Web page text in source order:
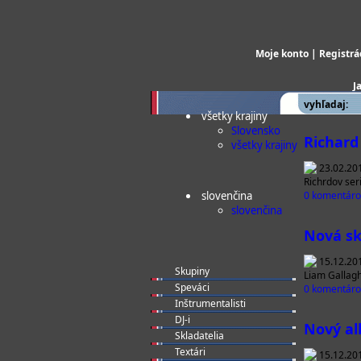
Moje konto |
vyhľadaj:
všetky krajiny
Slovensko
všetky krajiny
slovenčina
slovenčina
Skupiny
Speváci
Inštrumentalisti
DJ-i
Skladatelia
Textári
Richrdov
0
Nová
Liam
0
Nový